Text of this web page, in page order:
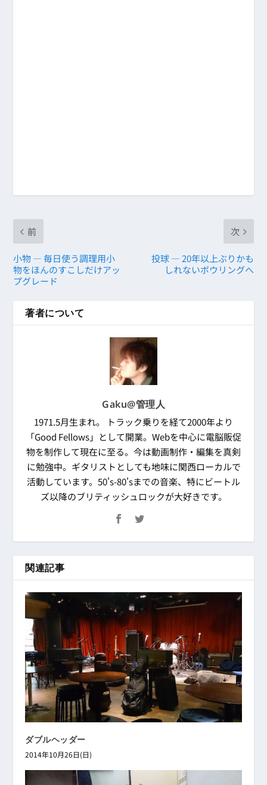
前
小物 ― 毎日使う調理用小
物をほんのすこしだけアッ
プグレード
次
投球 ― 20年以上ぶりかも
しれないボウリングへ
著者について
Gaku@管理人
1971.5月生まれ。 トラック乗りを経て2000年より
「Good Fellows」として開業。Webを中心に電脳販促
物を制作して現在に至る。今は動画制作・編集を真剣
に勉強中。ギタリストとしても地味に関西ローカルで
活動しています。50's-80'sまでの音楽、特にビートル
ズ以降のブリティッシュロックが大好きです。
関連記事
ダブルヘッダー
2014年10月26日(日)